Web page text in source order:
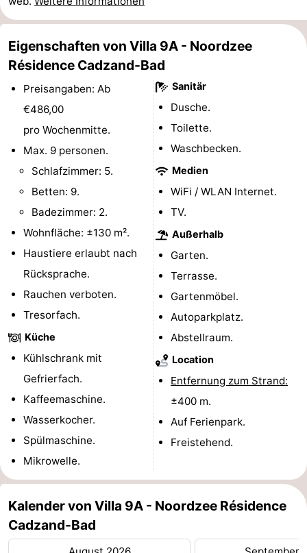
Spielplätze
-
Indoor-
Spielplätze
-
Bowling
Minigolfplätze
Wellness-
Zentren
Dörfer
Städte
Natur
Sport
-
Schwimmbader
Reiten
-
Surfen
-
Seehunden
und
trinken
Veranstaltungen
Praktisch
Forum
Eigenschaften von Villa 9A - Noordzee
Résidence Cadzand-Bad
Preisangaben: Ab
€486,00
pro Wochenmitte.
Max. 9 personen.
Schlafzimmer: 5.
Betten: 9.
Badezimmer: 2.
Wohnfläche: ±130 m².
Haustiere erlaubt nach
Rücksprache.
Rauchen verboten.
Tresorfach.
Küche
Kühlschrank mit
Gefrierfach.
Kaffeemaschine.
Wasserkocher.
Spülmaschine.
Mikrowelle.
Sanitär
Dusche.
Toilette.
Waschbecken.
Medien
WiFi / WLAN Internet.
TV.
Außerhalb
Garten.
Terrasse.
Gartenmöbel.
Autoparkplatz.
Abstellraum.
Location
Entfernung zum Strand:
±400 m.
Auf Ferienpark.
Freistehend.
Kalender von Villa 9A - Noordzee Résidence
Cadzand-Bad